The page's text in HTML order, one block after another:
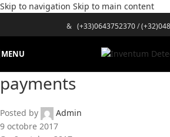
Skip to navigation Skip to main content
& (+33)0643752370/
MENU
payments
Posted by
Admin
9 octobre 2017